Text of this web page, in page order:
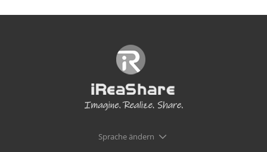
Sprache ändern